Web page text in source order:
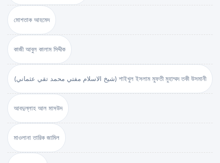
মোশতাক আহমেদ
কাজী আবুল কালাম সিদ্দীক
(شيخ الاسلام مفتي محمد تقي عثماني) শাইখুল ইসলাম মুফতী মুহাম্মদ তকী উসমানী
আবদুল্লাহ আল মাসউদ
মাওলানা তারিক জামিল